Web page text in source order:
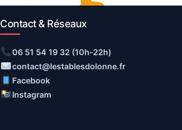
Contact & Réseaux
06 51 54 19 32 (10h-22h)
contact@lestablesdolonne.fr
Facebook
Instagram